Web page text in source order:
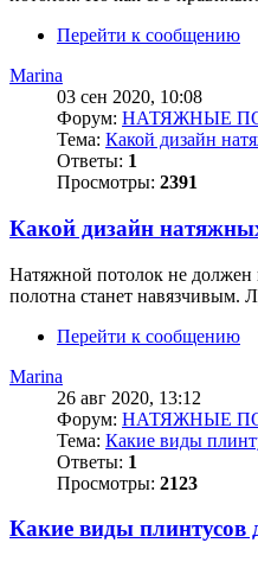
Перейти к сообщению
Marina
03 сен 2020, 10:08
Форум: НАТЯЖНЫЕ
Тема: Какой дизайн
Ответы: 1
Просмотры: 2391
Какой дизайн
Натяжной потолок не должен
полотна станет навязчивым.
Перейти к сообщению
Marina
26 авг 2020, 13:12
Форум: НАТЯЖНЫЕ
Тема: Какие виды
Ответы: 1
Просмотры: 2123
Какие виды плинтусов